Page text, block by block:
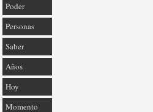
Poder
Personas
Saber
Años
Hoy
Momento